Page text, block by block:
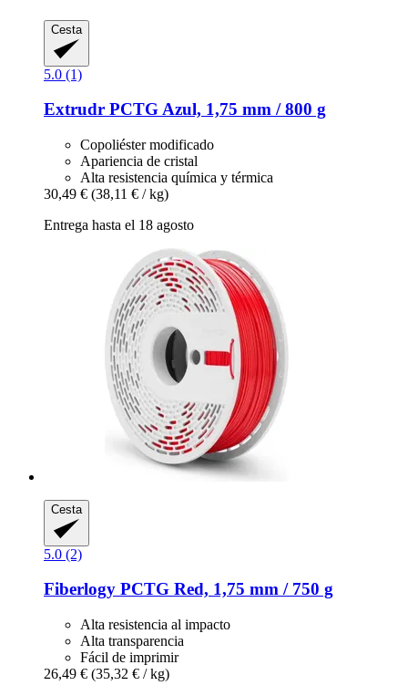
Cesta
5.0 (1)
Extrudr PCTG Azul, 1,75 mm / 800 g
Copoliéster modificado
Apariencia de cristal
Alta resistencia química y térmica
30,49 € (38,11 € / kg)
Entrega hasta el 18 agosto
Cesta
5.0 (2)
Fiberlogy PCTG Red, 1,75 mm / 750 g
Alta resistencia al impacto
Alta transparencia
Fácil de imprimir
26,49 € (35,32 € / kg)